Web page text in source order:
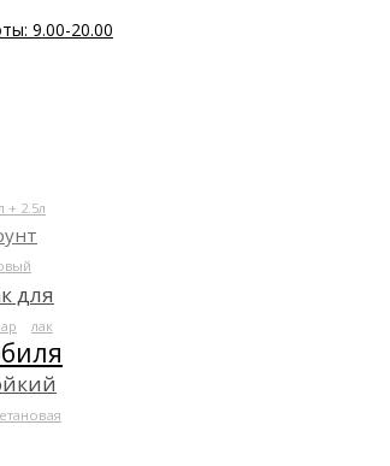
9.00-20.00
+ 2.5л
для
лак